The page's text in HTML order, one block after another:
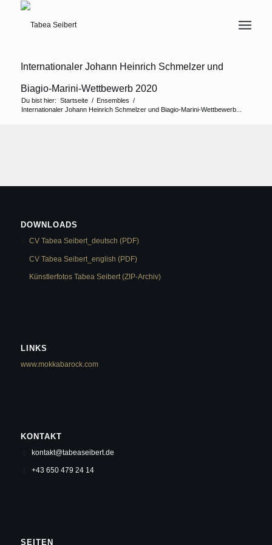
Internationaler Johann Heinrich Schmelzer und
Biagio-Marini-Wettbewerb 2020
Du bist hier: Startseite / Ensembles /
Internationaler Johann Heinrich Schmelzer und Biagio-Marini-Wettbewerb...
DOWNLOADS
CV Tabea Seibert_deutsch (PDF)
CV Tabea Seibert_english (PDF)
Künstlerfotos Tabea Seibert (ZIP-Archiv)
LINKS
www.mokkabarock.com
KONTAKT
kontakt@tabeaseibert.de
+43 650 479 24 14
SEITEN